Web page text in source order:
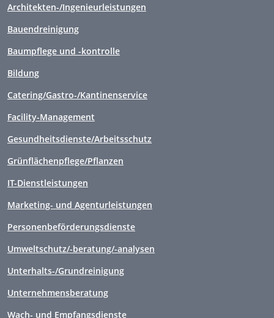
Architekten-/Ingenieurleistungen
Bauendreinigung
Baumpflege und -kontrolle
Bildung
Catering/Gastro-/Kantinenservice
Facility-Management
Gesundheitsdienste/Arbeitsschutz
Grünflächenpflege/Pflanzen
IT-Dienstleistungen
Marketing- und Agenturleistungen
Personenbeförderungsdienste
Umweltschutz/-beratung/-analysen
Unterhalts-/Grundreinigung
Unternehmensberatung
Wach- und Empfangsdienste